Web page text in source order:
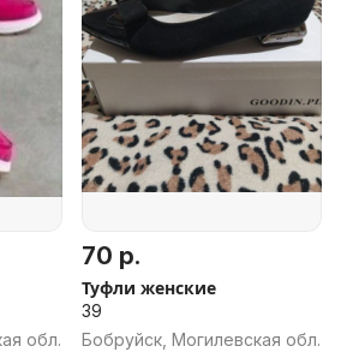
обл.
70 р.
Туфли женские
39
Бобруйск, Могилевская обл.